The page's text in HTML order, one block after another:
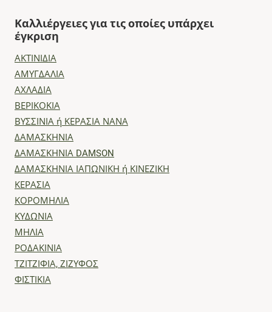
Καλλιέργειες για τις οποίες υπάρχει
έγκριση
ΑΚΤΙΝΙΔΙΑ
ΑΜΥΓΔΑΛΙΑ
ΑΧΛΑΔΙΑ
ΒΕΡΙΚΟΚΙΑ
ΒΥΣΣΙΝΙΑ ή ΚΕΡΑΣΙΑ ΝΑΝΑ
ΔΑΜΑΣΚΗΝΙΑ
ΔΑΜΑΣΚΗΝΙΑ DAMSON
ΔΑΜΑΣΚΗΝΙΑ ΙΑΠΩΝΙΚΗ ή ΚΙΝΕΖΙΚΗ
ΚΕΡΑΣΙΑ
ΚΟΡΟΜΗΛΙΑ
ΚΥΔΩΝΙΑ
ΜΗΛΙΑ
ΡΟΔΑΚΙΝΙΑ
ΤΖΙΤΖΙΦΙΑ, ΖΙΖΥΦΟΣ
ΦΙΣΤΙΚΙΑ